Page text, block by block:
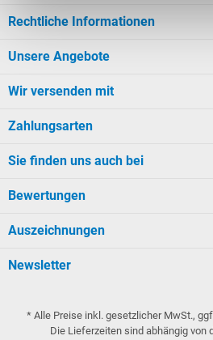
Rechtliche Informationen
Unsere Angebote
Wir versenden mit
Zahlungsarten
Sie finden uns auch bei
Bewertungen
Auszeichnungen
Newsletter
* Alle Preise inkl. gesetzlicher MwSt.,
Die Lieferzeiten sind abhängig von